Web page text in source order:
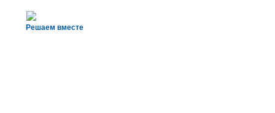
Решаем вместе